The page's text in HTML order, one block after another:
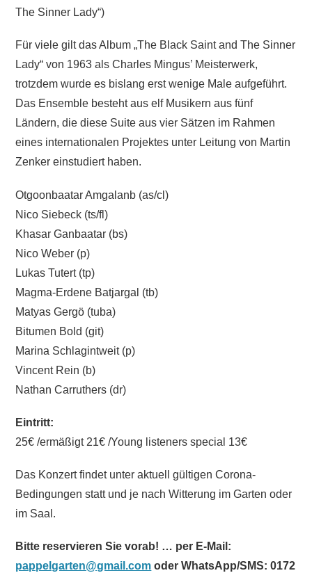
The Sinner Lady“)
Für viele gilt das Album „The Black Saint and The Sinner
Lady“ von 1963 als Charles Mingus’ Meisterwerk,
trotzdem wurde es bislang erst wenige Male aufgeführt.
Das Ensemble besteht aus elf Musikern aus fünf
Ländern, die diese Suite aus vier Sätzen im Rahmen
eines internationalen Projektes unter Leitung von Martin
Zenker einstudiert haben.
Otgoonbaatar Amgalanb (as/cl)
Nico Siebeck (ts/fl)
Khasar Ganbaatar (bs)
Nico Weber (p)
Lukas Tutert (tp)
Magma-Erdene Batjargal (tb)
Matyas Gergö (tuba)
Bitumen Bold (git)
Marina Schlagintweit (p)
Vincent Rein (b)
Nathan Carruthers (dr)
Eintritt:
25€ /ermäßigt 21€ /Young listeners special 13€
Das Konzert findet unter aktuell gültigen Corona-
Bedingungen statt und je nach Witterung im Garten oder
im Saal.
Bitte reservieren Sie vorab! … per E-Mail:
pappelgarten@gmail.com oder WhatsApp/SMS: 0172